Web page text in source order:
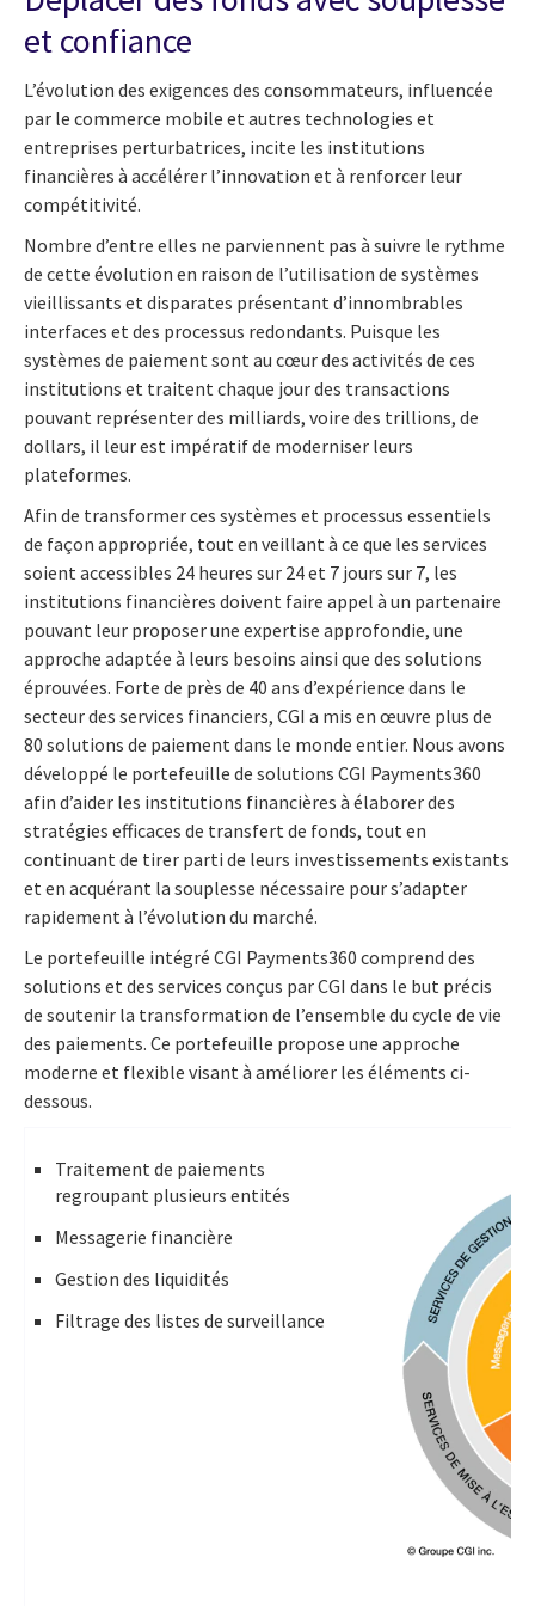
et confiance
L’évolution des exigences des consommateurs, influencée
par le commerce mobile et autres technologies et
entreprises perturbatrices, incite les institutions
financières à accélérer l’innovation et à renforcer leur
compétitivité.
Nombre d’entre elles ne parviennent pas à suivre le rythme
de cette évolution en raison de l’utilisation de systèmes
vieillissants et disparates présentant d’innombrables
interfaces et des processus redondants. Puisque les
systèmes de paiement sont au cœur des activités de ces
institutions et traitent chaque jour des transactions
pouvant représenter des milliards, voire des trillions, de
dollars, il leur est impératif de moderniser leurs
plateformes.
Afin de transformer ces systèmes et processus essentiels
de façon appropriée, tout en veillant à ce que les services
soient accessibles 24 heures sur 24 et 7 jours sur 7, les
institutions financières doivent faire appel à un partenaire
pouvant leur proposer une expertise approfondie, une
approche adaptée à leurs besoins ainsi que des solutions
éprouvées. Forte de près de 40 ans d’expérience dans le
secteur des services financiers, CGI a mis en œuvre plus de
80 solutions de paiement dans le monde entier. Nous avons
développé le portefeuille de solutions CGI Payments360
afin d’aider les institutions financières à élaborer des
stratégies efficaces de transfert de fonds, tout en
continuant de tirer parti de leurs investissements existants
et en acquérant la souplesse nécessaire pour s’adapter
rapidement à l’évolution du marché.
Le portefeuille intégré CGI Payments360 comprend des
solutions et des services conçus par CGI dans le but précis
de soutenir la transformation de l’ensemble du cycle de vie
des paiements. Ce portefeuille propose une approche
moderne et flexible visant à améliorer les éléments ci-
dessous.
Traitement de paiements
regroupant plusieurs entités
Messagerie financière
Gestion des liquidités
Filtrage des listes de surveillance